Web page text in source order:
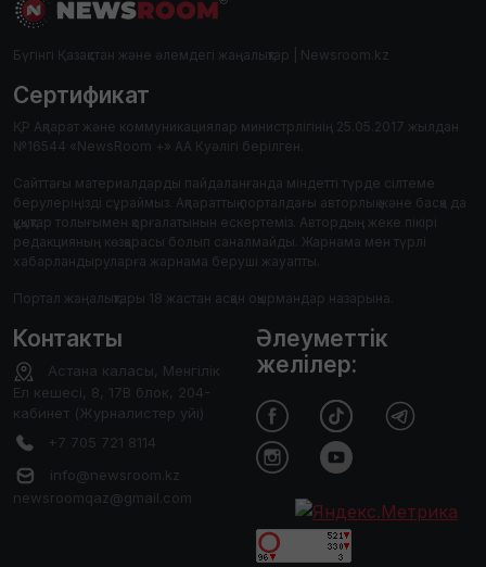
Бүгінгі Қазақстан және әлемдегі жаңалықтар | Newsroom.kz
Сертификат
ҚР Ақпарат және коммуникациялар министрлігінің 25.05.2017 жылдан
№16544 «NewsRoom +» АА Куәлігі берілген.
Сайттағы материалдарды пайдаланғанда міндетті түрде сілтеме
берулеріңізді сұраймыз. Ақпараттық порталдағы авторлық және басқа да
құқықтар толығымен қорғалатынын ескертеміз. Автордың жеке пікірі
редакцияның көзқарасы болып саналмайды. Жарнама мен түрлі
хабарландыруларға жарнама беруші жауапты.
Портал жаңалықтары 18 жастан асқан оқырмандар назарына.
Контакты
Астана каласы, Менгілік
Ел кешесі, 8, 17В блок, 204-
кабинет (Журналистер уйі)
+7 705 721 8114
info@newsroom.kz
newsroomqaz@gmail.com
Әлеуметтік
желілер: